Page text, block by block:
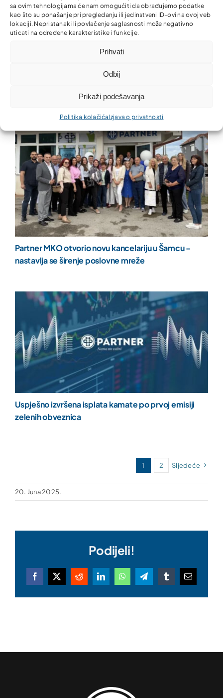
sa ovim tehnologijama će nam omogućiti da obrađujemo podatke
kao što su ponašanje pri pregledanju ili jedinstveni ID-ovi na ovoj veb
lokaciji. Nepristanak ili povlačenje saglasnosti može negativno
uticati na određene karakteristike i funkcije.
Prihvati
Odbij
Prikaži podešavanja
Politika kolačića Izjava o privatnosti
Nova kancelarija Partner MKO u Donjem Rahiću –
Partner MKO otvorio novu kancelariju u Šamcu –
nastavlja se širenje poslovne mreže
Uspješno izvršena isplata kamate po prvoj emisiji
zelenih obveznica
1 2 Sljedeće
20. Juna 2025.
Podijeli!
Facebook
X RedditLinkedInWhatsAppTelegramTumblrEmail